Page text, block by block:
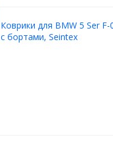
Коврики для BMW 5 Ser
с бортами, Seintex